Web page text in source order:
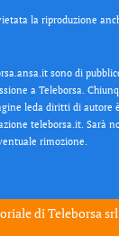
la riproduzione
sono di
a Teleborsa.
leda diritti di autore
teleborsa.it. Sarà
rimozione.
diTeleborsa srl